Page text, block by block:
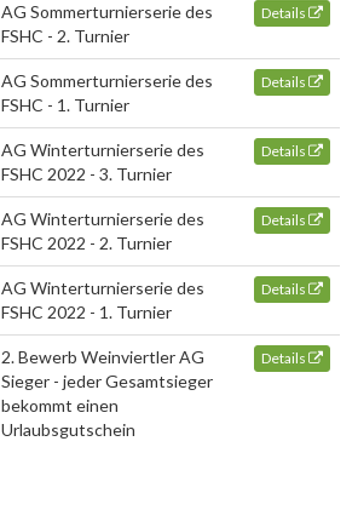
AG Sommerturnierserie des
FSHC - 2. Turnier
Details
AG Sommerturnierserie des
FSHC - 1. Turnier
Details
AG Winterturnierserie des
FSHC 2022 - 3. Turnier
Details
AG Winterturnierserie des
FSHC 2022 - 2. Turnier
Details
AG Winterturnierserie des
FSHC 2022 - 1. Turnier
Details
2. Bewerb Weinviertler AG
Sieger - jeder Gesamtsieger
bekommt einen
Urlaubsgutschein
Details